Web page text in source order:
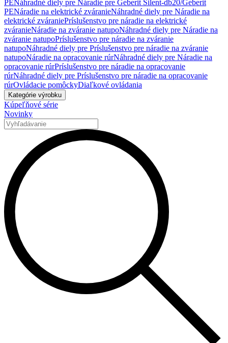
PENáhradné diely pre Náradie pre Geberit Silent-db20/Geberit
PENáradie na elektrické zváranieNáhradné diely pre Náradie na
elektrické zváraniePríslušenstvo pre náradie na elektrické
zváranieNáradie na zváranie natupoNáhradné diely pre Náradie na
zváranie natupoPríslušenstvo pre náradie na zváranie
natupoNáhradné diely pre Príslušenstvo pre náradie na zváranie
natupoNáradie na opracovanie rúrNáhradné diely pre Náradie na
opracovanie rúrPríslušenstvo pre náradie na opracovanie
rúrNáhradné diely pre Príslušenstvo pre náradie na opracovanie
rúrOvládacie pomôckyDiaľkové ovládania
Kategórie výrobku
Kúpeľňové série
Novinky